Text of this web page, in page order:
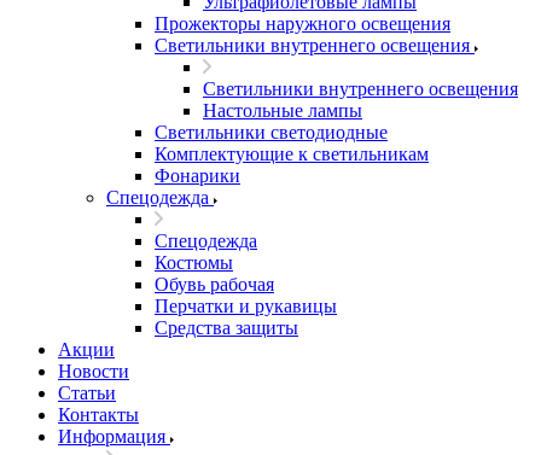
Прожекторы наружного освещения
Светильники внутреннего освещения
Светильники внутреннего освещения
Настольные лампы
Светильники светодиодные
Комплектующие к светильникам
Фонарики
Спецодежда
Спецодежда
Костюмы
Обувь рабочая
Перчатки и рукавицы
Средства защиты
Акции
Новости
Статьи
Контакты
Информация